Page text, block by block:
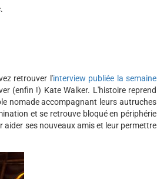
retrouver l'interview publiée la semaine
(enfin !) Kate Walker. L'histoire reprend
nomade accompagnant leurs autruches
et se retrouve bloqué en périphérie
aider ses nouveaux amis et leur permettre